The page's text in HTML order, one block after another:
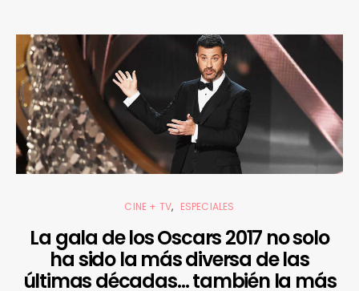
CINE + TV ESPECIALES
La gala de los Oscars 2017 no solo
ha sido la más diversa de las
últimas décadas… también la más